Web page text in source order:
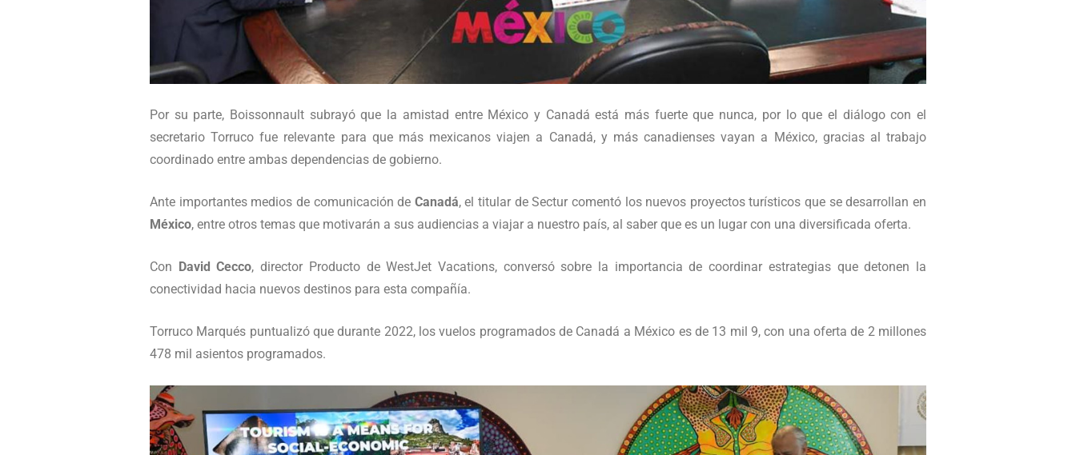
Por su parte, Boissonnault subrayó que la amistad entre México y Canadá está más fuerte que nunca, por lo que el diálogo con el
secretario Torruco fue relevante para que más mexicanos viajen a Canadá, y más canadienses vayan a México, gracias al trabajo
coordinado entre ambas dependencias de gobierno.
Ante importantes medios de comunicación de Canadá, el titular de Sectur comentó los nuevos proyectos turísticos que se desarrollan en
México, entre otros temas que motivarán a sus audiencias a viajar a nuestro país, al saber que es un lugar con una diversificada oferta.
Con David Cecco, director Producto de WestJet Vacations, conversó sobre la importancia de coordinar estrategias que detonen la
conectividad hacia nuevos destinos para esta compañía.
Torruco Marqués puntualizó que durante 2022, los vuelos programados de Canadá a México es de 13 mil 9, con una oferta de 2 millones
478 mil asientos programados.